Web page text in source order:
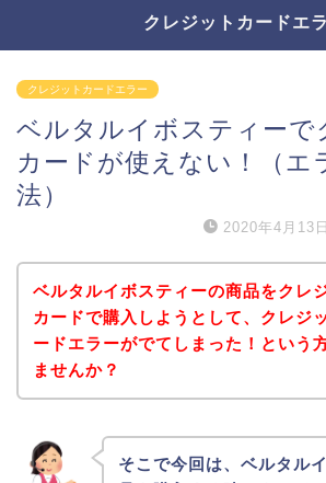
クレジットカードエ
クレジットカードエラー
ベルタルイボスティーで
カードが使えない！（エ
法）
2020年4月13日
ベルタルイボスティーの商品をクレ
カードで購入しようとして、クレジ
ードエラーがでてしまった！という
ませんか？
そこで今回は、ベルタル